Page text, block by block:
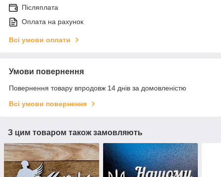
Післяплата
Оплата на рахунок
Всі умови оплати
Умови повернення
Повернення товару впродовж 14 днів за домовленістю
Всі умови повернення
З цим товаром також замовляють